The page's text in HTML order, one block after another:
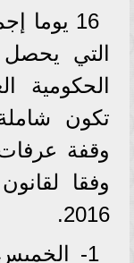
16
التي يحصل
الحكومية
تكون
وقفة
2016.